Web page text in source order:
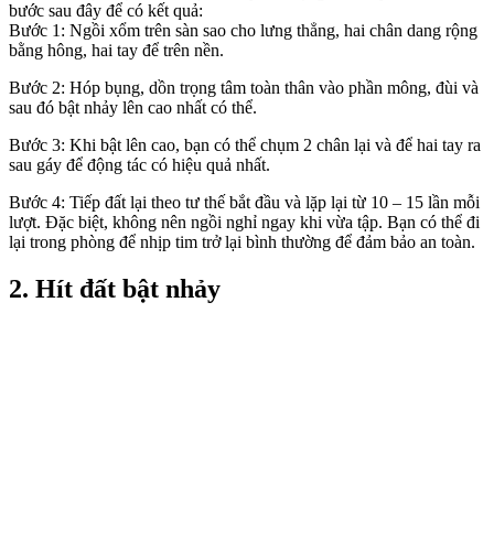
bước sau đây để có kết quả:
Bước 1: Ngồi xổm trên sàn sao cho lưng thẳng, hai chân dang rộng
bằng hông, hai tay để trên nền.
Bước 2: Hóp bụng, dồn trọng tâm toàn thân vào phần mông, đùi và
sau đó bật nhảy lên cao nhất có thể.
Bước 3: Khi bật lên cao, bạn có thể chụm 2 chân lại và để hai tay ra
sau gáy để động tác có hiệu quả nhất.
Bước 4: Tiếp đất lại theo tư thế bắt đầu và lặp lại từ 10 – 15 lần mỗi
lượt. Đặc biệt, không nên ngồi nghỉ ngay khi vừa tập. Bạn có thể đi
lại trong phòng để nhịp tim trở lại bình thường để đảm bảo an toàn.
2. Hít đất bật nhảy